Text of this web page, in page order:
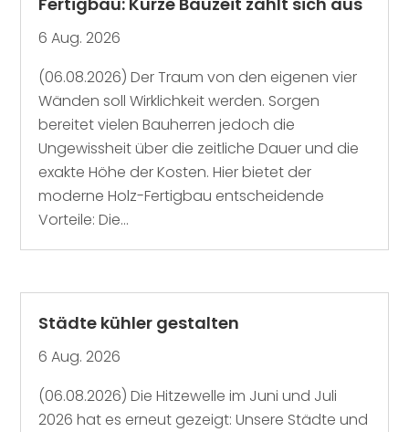
6 Aug. 2026
(06.08.2026) Der Traum von den eigenen vier
Wänden soll Wirklichkeit werden. Sorgen
bereitet vielen Bauherren jedoch die
Ungewissheit über die zeitliche Dauer und die
exakte Höhe der Kosten. Hier bietet der
moderne Holz-Fertigbau entscheidende
Vorteile: Die...
Städte kühler gestalten
6 Aug. 2026
(06.08.2026) Die Hitzewelle im Juni und Juli
2026 hat es erneut gezeigt: Unsere Städte und